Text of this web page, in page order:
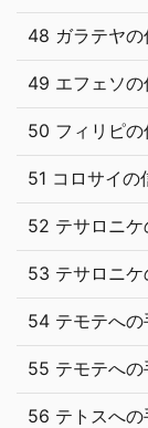
48 ガラテヤ
49 エフェソ
50 フィリピ
51 コロサイの
52 テサロニケ
53 テサロニケ
54 テモテへの
55 テモテへの
56 テトスへの